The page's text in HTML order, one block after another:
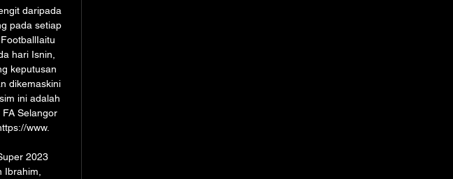
daripada
pada setiap
hari Isnin,
keputusan
dikemaskini
ini adalah
Selangor
www.
2023